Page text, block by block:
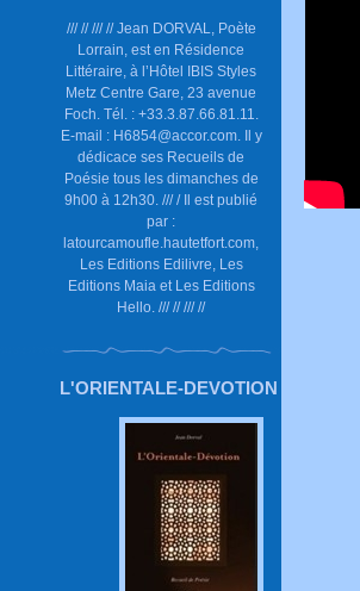
/// // /// // Jean DORVAL, Poète
Lorrain, est en Résidence
Littéraire, à l’Hôtel IBIS Styles
Metz Centre Gare, 23 avenue
Foch. Tél. : +33.3.87.66.81.11.
E-mail : H6854@accor.com. Il y
dédicace ses Recueils de
Poésie tous les dimanches de
9h00 à 12h30. /// / Il est publié
par :
latourcamoufle.hautetfort.com,
Les Editions Edilivre, Les
Editions Maia et Les Editions
Hello. /// // /// //
L'ORIENTALE-DEVOTION